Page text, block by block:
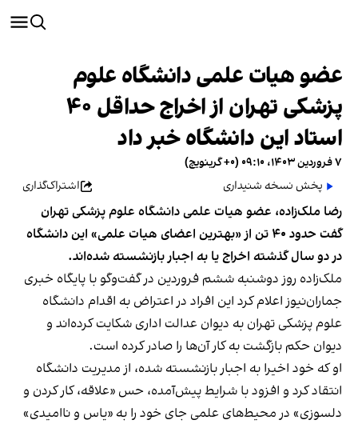
عضو هیات علمی دانشگاه علوم
پزشکی تهران از اخراج حداقل ۴۰
استاد این دانشگاه خبر داد
۷ فروردین ۱۴۰۳، ۰۹:۱۰ (‎+۰ گرینویچ)
پخش نسخه شنیداری
اشتراک‌گذاری
رضا ملک‌زاده، عضو هیات علمی دانشگاه علوم پزشکی تهران
گفت حدود ۴۰ تن از «بهترین اعضای هیات علمی» این دانشگاه
در دو سال گذشته اخراج یا به اجبار بازنشسته شده‌اند.
ملک‌زاده روز دوشنبه ششم فروردین در گفت‌وگو با پایگاه خبری
جماران‌نیوز اعلام کرد این افراد در اعتراض به اقدام دانشگاه
علوم پزشکی تهران به دیوان عدالت اداری شکایت‌ کرده‌اند و
دیوان حکم بازگشت به کار آن‌ها را صادر کرده است.
او که خود اخیرا به اجبار بازنشسته شده، از مدیریت دانشگاه
انتقاد کرد و افزود با شرایط پیش‌آمده، حس «علاقه، کار کردن و
دلسوزی» در محیط‌های علمی جای خود را به «یاس و ناامیدی»